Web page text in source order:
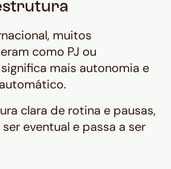
muitos
como PJ ou
mais autonomia e
clara de rotina e pausas,
eventual e passa a ser